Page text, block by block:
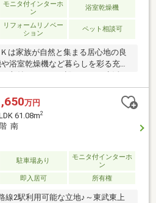
】・【家具販売】・【保険の見直
をする会社です！
モニタ付インターホ
ン
浴室乾燥機
リフォームリノベー
ション
ペット相談可
は家族が自然と集まる居心地の良
浴室乾燥機など暮らしを彩る充実
きます。◇ペットも大切な家族の
活をはじめましょう！◇新座市立大
歩約28分の立地。◇毎日の買物に便
ッグ・エー朝霞膝折団地店。◇富
分，かかりつけの病院を近くにも
は『ベストセレクト』へお任せく
せは店舗直通「０４８－４８７－
万円
61.08m2
南
駐車場あり
モニタ付インターホ
ン
即入居可 所有権
線2駅利用可能な立地♪～東武東上